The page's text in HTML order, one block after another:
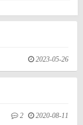
2023-05-26
2 2020-08-11